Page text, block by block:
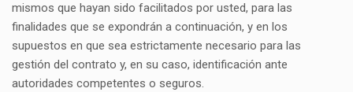
mismos que hayan sido facilitados por usted, para las
finalidades que se expondrán a continuación, y en los
supuestos en que sea estrictamente necesario para las
gestión del contrato y, en su caso, identificación ante
autoridades competentes o seguros.